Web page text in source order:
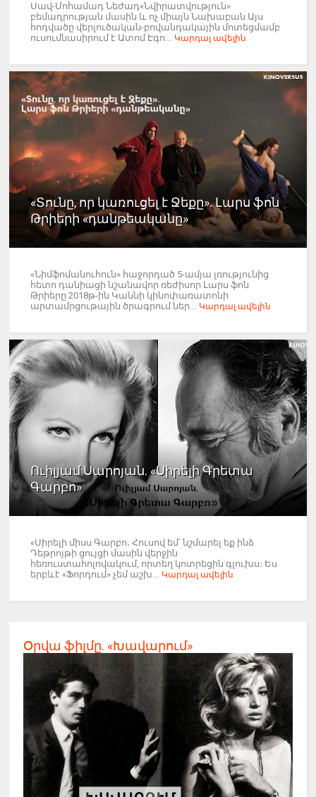
Սավ-Մոհամադ Նեժադ«Նվիրատվություն»
բեմադրության մասին և ոչ միայն Նախաբան Այս
հոդվածը վերլուծական-բովանդակային մոտեցմամբ
ուսումնասիրում է Ատոմ Էգո... Կարդալ ավելին
«Տունը, որ կառուցել է Ջեքը». Լարս ֆոն
Թրիերի «դանթեականը»
«Նիմֆոմանուհուն» հաջորդած 5-ամյա լռությունից
հետո դանիացի նշանավոր ռեժիսոր Լարս ֆոն
Թրիերը 2018թ-ին Կաննի կինոփառատոնի
արտամրցութային ծրագրում ներ... Կարդալ ավելին
Ուիլյամ Սարոյան. «Սիրելի Գրետա
Գարբո»
«Սիրելի միսս Գարբո․ Հուսով եմ՝ նշմարել եք ինձ
Դեթրոյթի ցույցի մասին վերջին
հեռուստահոլովակում, որտեղ կոտրեցին գլուխս։ Ես
երբևէ «Ֆորդում» չեմ աշխ... Կարդալ ավելին
Օրվա ֆիլմը. «Խավարում»